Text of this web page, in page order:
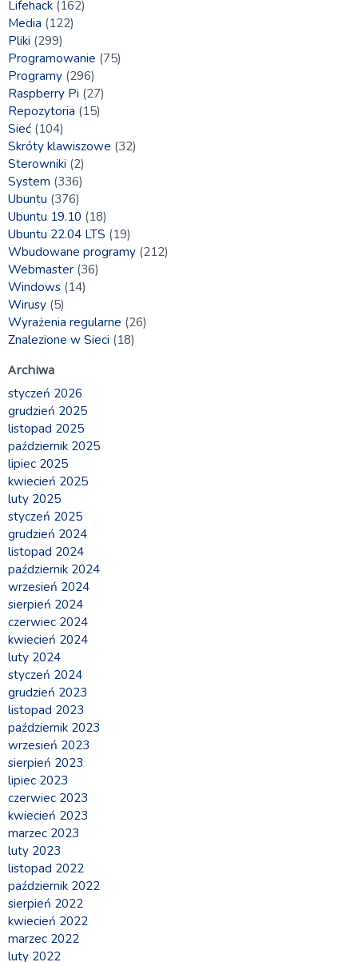
Lifehack (162)
Media (122)
Pliki (299)
Programowanie (75)
Programy (296)
Raspberry Pi (27)
Repozytoria (15)
Sieć (104)
Skróty klawiszowe (32)
Sterowniki (2)
System (336)
Ubuntu (376)
Ubuntu 19.10 (18)
Ubuntu 22.04 LTS (19)
Wbudowane programy (212)
Webmaster (36)
Windows (14)
Wirusy (5)
Wyrażenia regularne (26)
Znalezione w Sieci (18)
Archiwa
styczeń 2026
grudzień 2025
listopad 2025
październik 2025
lipiec 2025
kwiecień 2025
luty 2025
styczeń 2025
grudzień 2024
listopad 2024
październik 2024
wrzesień 2024
sierpień 2024
czerwiec 2024
kwiecień 2024
luty 2024
styczeń 2024
grudzień 2023
listopad 2023
październik 2023
wrzesień 2023
sierpień 2023
lipiec 2023
czerwiec 2023
kwiecień 2023
marzec 2023
luty 2023
listopad 2022
październik 2022
sierpień 2022
kwiecień 2022
marzec 2022
luty 2022